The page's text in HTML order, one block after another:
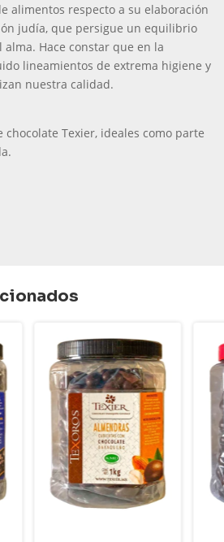
alimentos respecto a su elaboración
judía, que persigue un equilibrio
Hace constar que en la
lineamientos de extrema higiene y
nuestra calidad.
Texier, ideales como parte